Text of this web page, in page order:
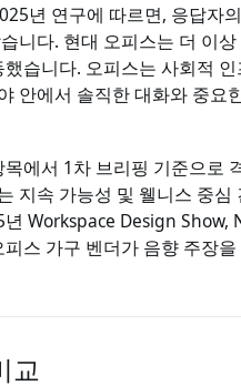
년 연구에 따르면, 응답자
니다. 현대 오피스는 더 이
습니다. 오피스는 사회적
안에서 솔직한 대화와 중요
에서 1차 브리핑 기준으로
지속 가능성 및 웰니스 중심
Workspace Design Show,
스 가구 벤더가 음향 주장
교